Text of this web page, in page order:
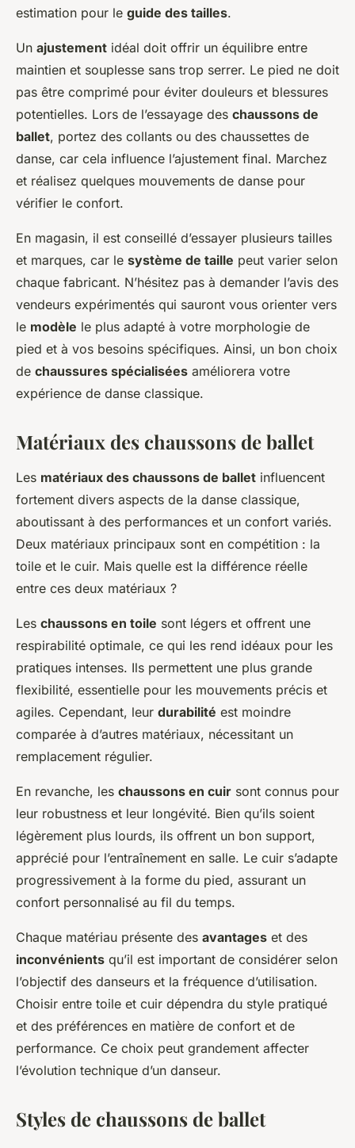
estimation pour le guide des tailles.
Un ajustement idéal doit offrir un équilibre entre
maintien et souplesse sans trop serrer. Le pied ne doit
pas être comprimé pour éviter douleurs et blessures
potentielles. Lors de l’essayage des chaussons de
ballet, portez des collants ou des chaussettes de
danse, car cela influence l’ajustement final. Marchez
et réalisez quelques mouvements de danse pour
vérifier le confort.
En magasin, il est conseillé d’essayer plusieurs tailles
et marques, car le système de taille peut varier selon
chaque fabricant. N’hésitez pas à demander l’avis des
vendeurs expérimentés qui sauront vous orienter vers
le modèle le plus adapté à votre morphologie de
pied et à vos besoins spécifiques. Ainsi, un bon choix
de chaussures spécialisées améliorera votre
expérience de danse classique.
Matériaux des chaussons de ballet
Les matériaux des chaussons de ballet influencent
fortement divers aspects de la danse classique,
aboutissant à des performances et un confort variés.
Deux matériaux principaux sont en compétition : la
toile et le cuir. Mais quelle est la différence réelle
entre ces deux matériaux ?
Les chaussons en toile sont légers et offrent une
respirabilité optimale, ce qui les rend idéaux pour les
pratiques intenses. Ils permettent une plus grande
flexibilité, essentielle pour les mouvements précis et
agiles. Cependant, leur durabilité est moindre
comparée à d’autres matériaux, nécessitant un
remplacement régulier.
En revanche, les chaussons en cuir sont connus pour
leur robustness et leur longévité. Bien qu’ils soient
légèrement plus lourds, ils offrent un bon support,
apprécié pour l’entraînement en salle. Le cuir s’adapte
progressivement à la forme du pied, assurant un
confort personnalisé au fil du temps.
Chaque matériau présente des avantages et des
inconvénients qu’il est important de considérer selon
l’objectif des danseurs et la fréquence d’utilisation.
Choisir entre toile et cuir dépendra du style pratiqué
et des préférences en matière de confort et de
performance. Ce choix peut grandement affecter
l’évolution technique d’un danseur.
Styles de chaussons de ballet